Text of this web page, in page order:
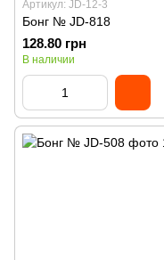
Артикул: JD-12-3
Бонг № JD-818
128.80 грн
В наличии